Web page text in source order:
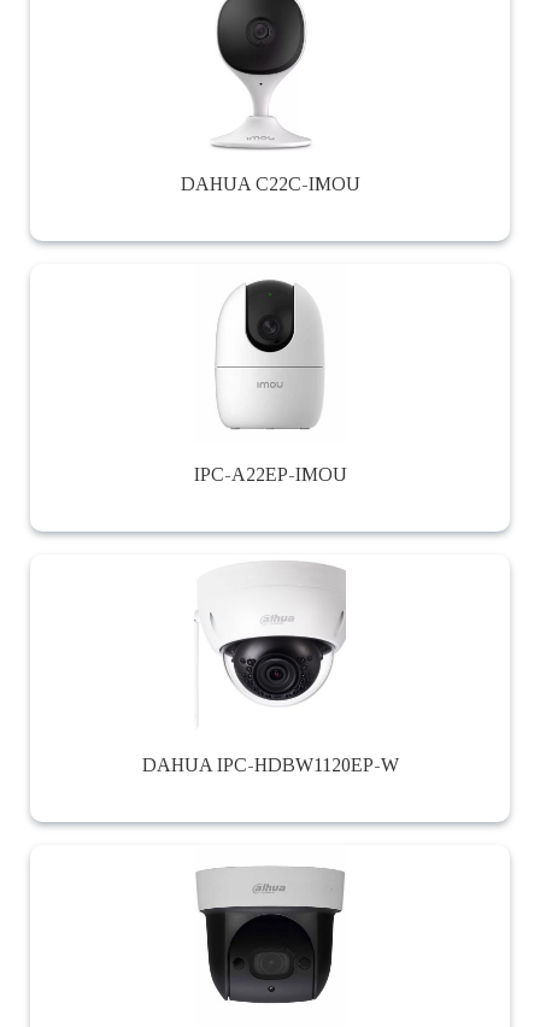
DAHUA C22C-IMOU
IPC-A22EP-IMOU
DAHUA IPC-HDBW1120EP-W